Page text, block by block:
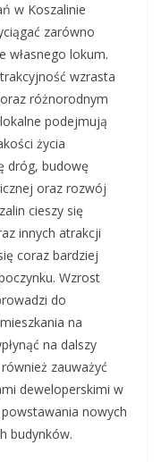
w Koszalinie
zarówno
własnego lokum.
wzrasta
różnorodnym
podejmują
życia
dróg, budowę
oraz rozwój
cieszy się
innych atrakcji
coraz bardziej
Wzrost
do
na
na dalszy
zauważyć
deweloperskimi w
nowych
budynków.